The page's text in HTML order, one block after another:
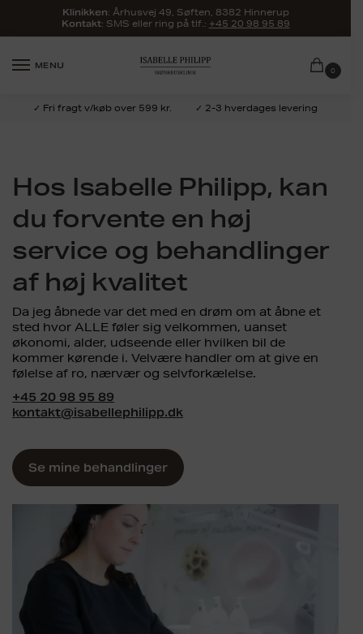
Klinikken: Århusvej 49, Søften, 8382 Hinnerup
Kontakt: SMS eller ring på tlf.: +45 20 98 95 89
MENU 0
✓ Fri fragt v/køb over 599 kr. ✓ 2-3 hverdages levering
Hos Isabelle Philipp, kan
du forvente en høj
service og behandlinger
af høj kvalitet
Da jeg åbnede var det med en drøm om at åbne et
sted hvor ALLE føler sig velkommen, uanset
økonomi, alder, udseende eller hvilken bil de
kommer kørende i. Velvære handler om at give en
følelse af ro, nærvær og selvforkælelse.
+45 20 98 95 89
kontakt@isabellephilipp.dk
Se mine behandlinger